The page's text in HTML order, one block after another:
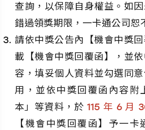
查詢，以保障自身權益。如
錯過領獎期限，一卡通公司恕
請依中獎公告內【機會中獎
載【機會中獎回覆函】，並
容，填妥個人資料並勾選同
用，並依中獎回覆函內容附
本」等資料，於115 年 6 月
【機會中獎回覆函】予一